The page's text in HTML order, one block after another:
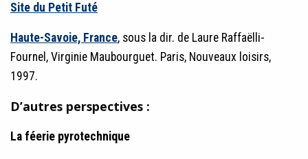
Site du Petit Futé
Haute-Savoie, France, sous la dir. de Laure Raffaëlli-
Fournel, Virginie Maubourguet. Paris, Nouveaux loisirs,
1997.
D’autres perspectives :
La féerie pyrotechnique